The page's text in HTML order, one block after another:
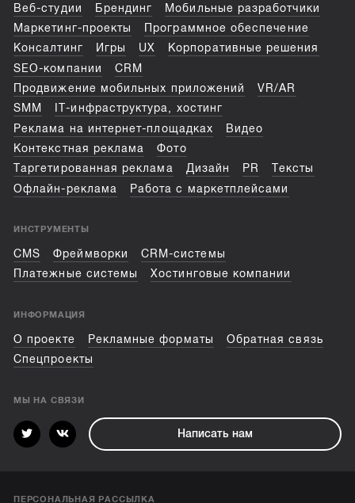
Веб-студии Брендинг
Мобильные разработчики
Маркетинг-проекты
Программное обеспечение
Консалтинг
Игры UX
Корпоративные решения
SEO-компании
CRM
Продвижение мобильных приложений
VR/AR
SMM
IT-инфраструктура, хостинг
Реклама на интернет-площадках
Видео
Контекстная реклама
Фото
Таргетированная реклама
Дизайн PR
Тексты
Офлайн-реклама
Работа с маркетплейсами
ИНСТРУМЕНТЫ
CMS Фреймворки
CRM-системы
Платежные системы
Хостинговые компании
ИНФОРМАЦИЯ
О проекте Рекламные форматы
Обратная связь
Спецпроекты
МЫ НА СВЯЗИ
Написать нам
ПЕРСОНАЛЬНАЯ РАССЫЛКА